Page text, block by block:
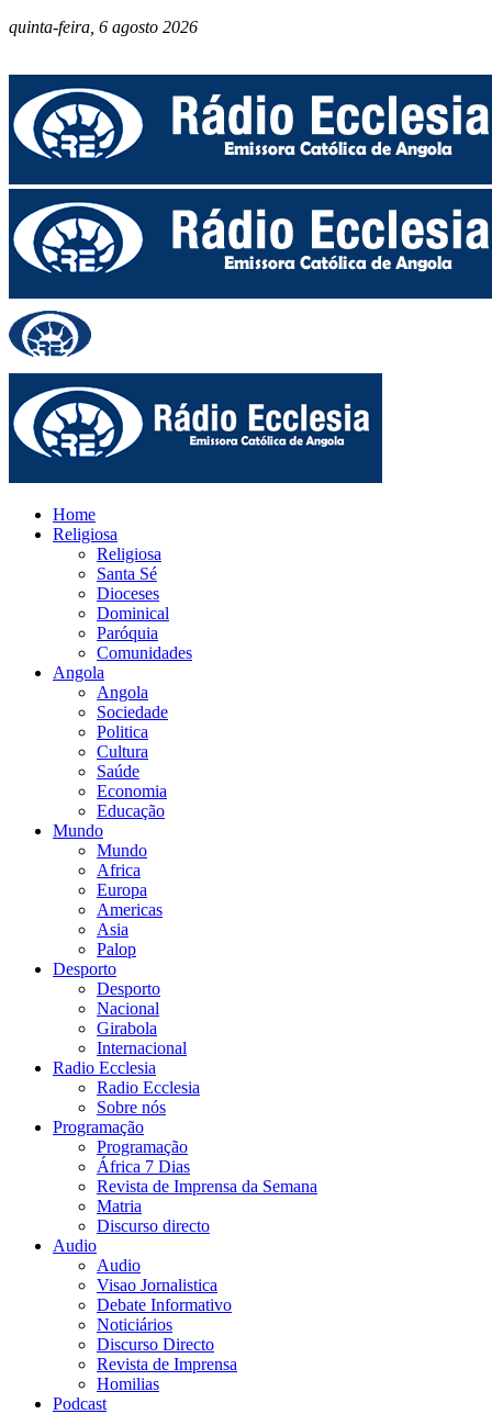
quinta-feira, 6 agosto 2026
Home
Religiosa
Religiosa
Santa Sé
Dioceses
Dominical
Paróquia
Comunidades
Angola
Angola
Sociedade
Politica
Cultura
Saúde
Economia
Educação
Mundo
Mundo
Africa
Europa
Americas
Asia
Palop
Desporto
Desporto
Nacional
Girabola
Internacional
Radio Ecclesia
Radio Ecclesia
Sobre nós
Programação
Programação
África 7 Dias
Revista de Imprensa da Semana
Matria
Discurso directo
Audio
Audio
Visao Jornalistica
Debate Informativo
Noticiários
Discurso Directo
Revista de Imprensa
Homilias
Podcast